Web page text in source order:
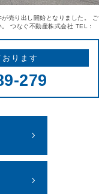
が売り出し開始となりました。 ご
つなぐ不動産株式会社 TEL：
ります
279